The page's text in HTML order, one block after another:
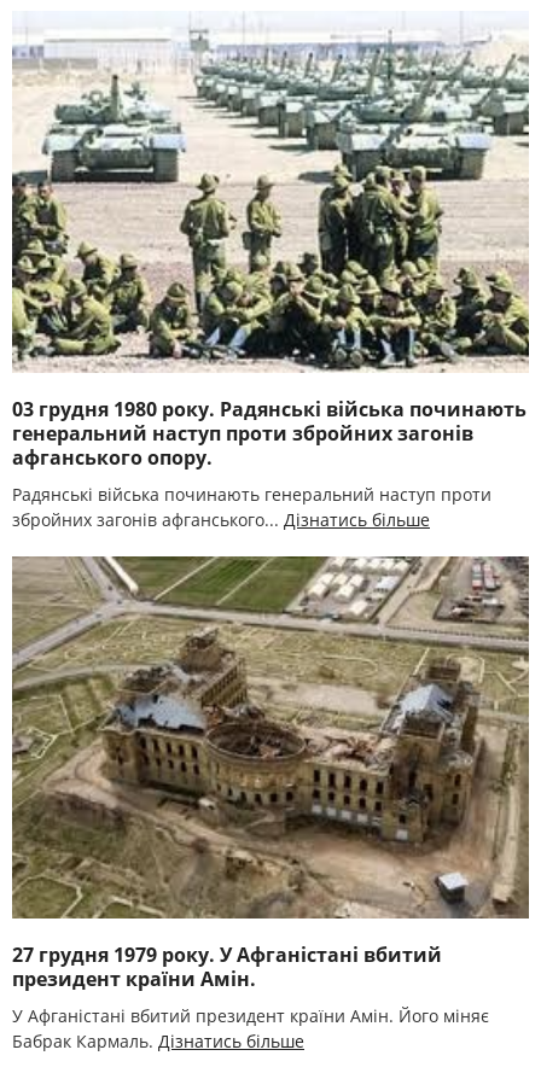
03 грудня 1980 року. Радянські війська починають
генеральний наступ проти збройних загонів
афганського опору.
Радянські війська починають генеральний наступ проти
збройних загонів афганського... Дізнатись більше
27 грудня 1979 року. У Афганістані вбитий
президент країни Амін.
У Афганістані вбитий президент країни Амін. Його міняє
Бабрак Кармаль. Дізнатись більше